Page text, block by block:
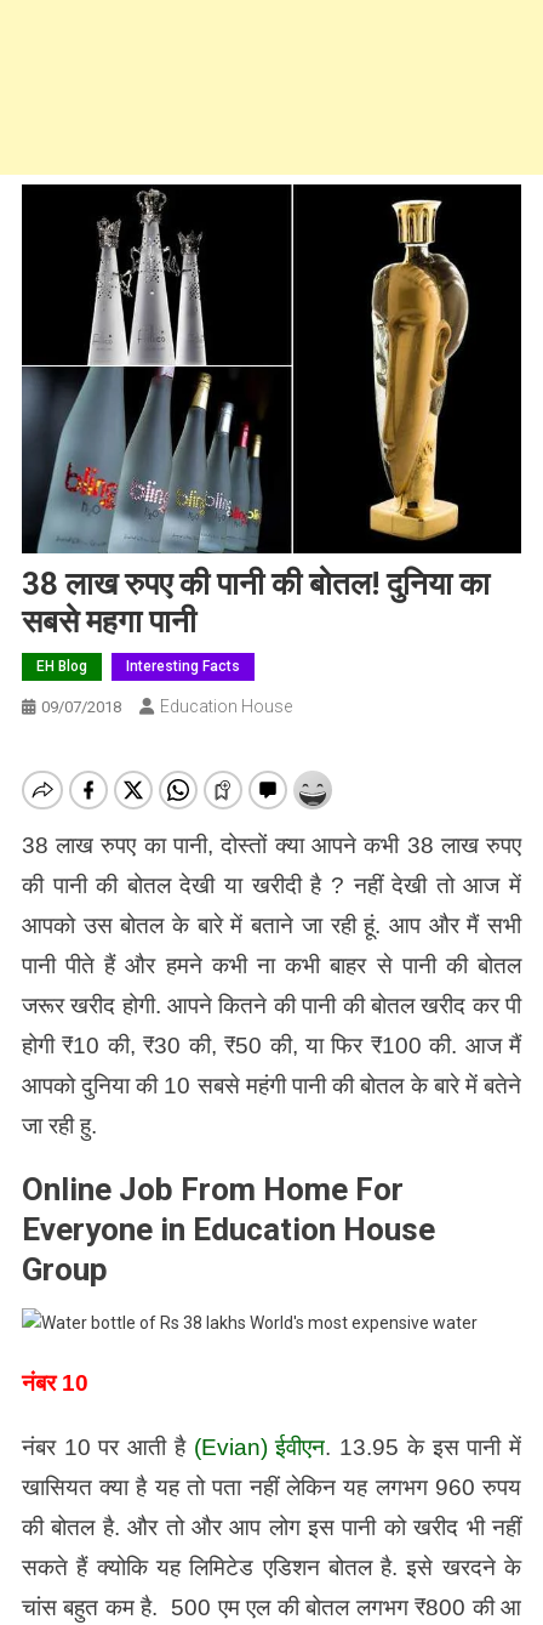
38 लाख रुपए की पानी की बोतल! दुनिया का
सबसे महगा पानी
EH Blog Interesting Facts
09/07/2018 Education House
38 लाख रुपए का पानी, दोस्तों क्या आपने कभी 38 लाख रुपए
की पानी की बोतल देखी या खरीदी है ? नहीं देखी तो आज में
आपको उस बोतल के बारे में बताने जा रही हूं. आप और मैं सभी
पानी पीते हैं और हमने कभी ना कभी बाहर से पानी की बोतल
जरूर खरीद होगी. आपने कितने की पानी की बोतल खरीद कर पी
होगी ₹10 की, ₹30 की, ₹50 की, या फिर ₹100 की. आज मैं
आपको दुनिया की 10 सबसे महंगी पानी की बोतल के बारे में बतेने
जा रही हु.
Online Job From Home For
Everyone in Education House
Group
नंबर 10
नंबर 10 पर आती है (Evian) ईवीएन. 13.95 के इस पानी में
खासियत क्या है यह तो पता नहीं लेकिन यह लगभग 960 रुपय
की बोतल है. और तो और आप लोग इस पानी को खरीद भी नहीं
सकते हैं क्योकि यह लिमिटेड एडिशन बोतल है. इसे खरदने के
चांस बहुत कम है. 500 एम एल की बोतल लगभग ₹800 की आ